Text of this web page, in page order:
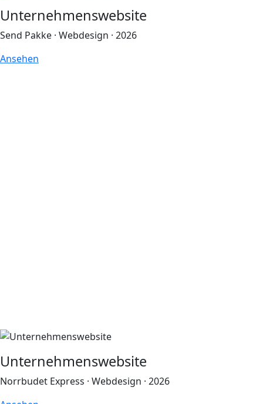
Unternehmenswebsite
Send Pakke · Webdesign · 2026
Ansehen
Unternehmenswebsite
Norrbudet Express · Webdesign · 2026